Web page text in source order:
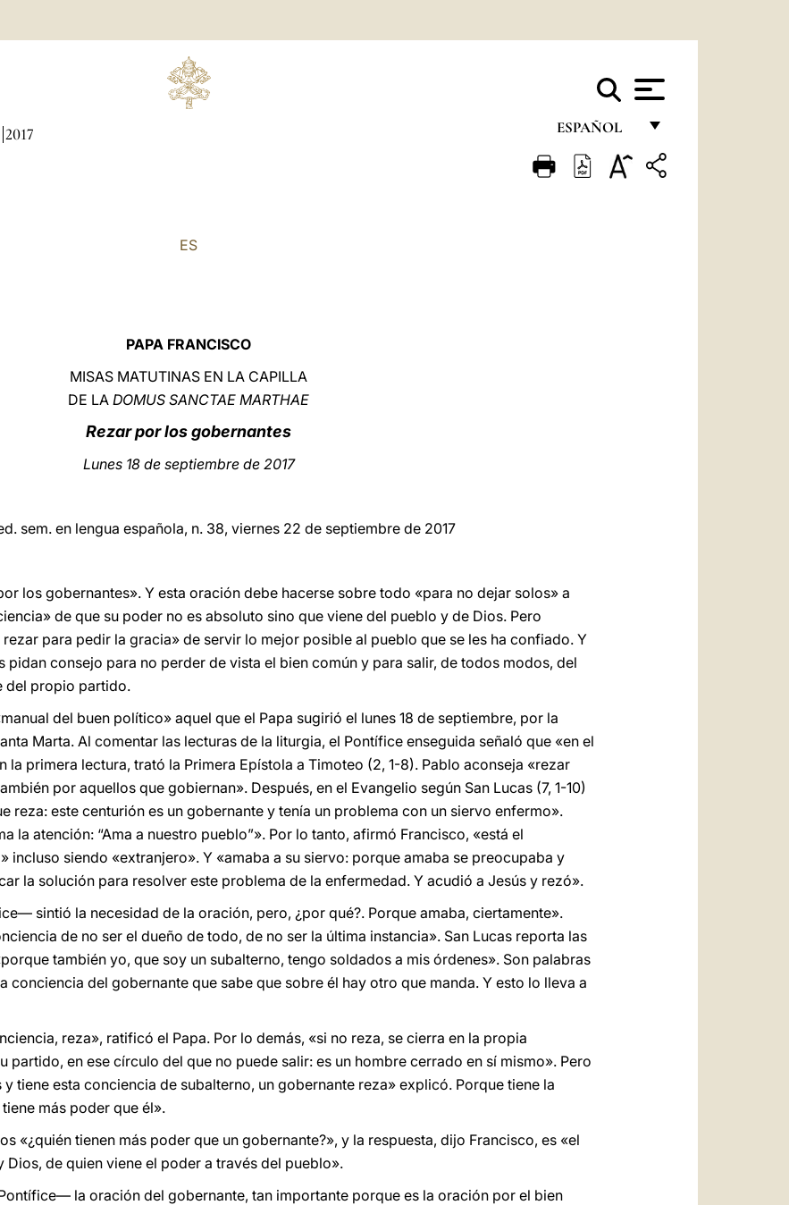
ESPAÑOL
FRANÇAIS
2017
ES
PAPA FRANCISCO
MISAS MATUTINAS EN LA CAPILLA
DE LA DOMUS SANCTAE MARTHAE
Rezar por los gobernantes
Lunes 18 de septiembre de 2017
sem. en lengua española, n. 38, viernes 22 de septiembre de 2017
los gobernantes». Y esta oración debe hacerse sobre todo «para no dejar solos» a
de que su poder no es absoluto sino que viene del pueblo y de Dios. Pero
para pedir la gracia» de servir lo mejor posible al pueblo que se les ha confiado. Y
pidan consejo para no perder de vista el bien común y para salir, de todos modos, del
del propio partido.
del buen político» aquel que el Papa sugirió el lunes 18 de septiembre, por la
Marta. Al comentar las lecturas de la liturgia, el Pontífice enseguida señaló que «en el
la primera lectura, trató la Primera Epístola a Timoteo (2, 1-8). Pablo aconseja «rezar
por aquellos que gobiernan». Después, en el Evangelio según San Lucas (7, 1-10)
reza: este centurión es un gobernante y tenía un problema con un siervo enfermo».
la atención: “Ama a nuestro pueblo”». Por lo tanto, afirmó Francisco, «está el
incluso siendo «extranjero». Y «amaba a su siervo: porque amaba se preocupaba y
la solución para resolver este problema de la enfermedad. Y acudió a Jesús y rezó».
sintió la necesidad de la oración, pero, ¿por qué?. Porque amaba, ciertamente».
de no ser el dueño de todo, de no ser la última instancia». San Lucas reporta las
también yo, que soy un subalterno, tengo soldados a mis órdenes». Son palabras
conciencia del gobernante que sabe que sobre él hay otro que manda. Y esto lo lleva a
reza», ratificó el Papa. Por lo demás, «si no reza, se cierra en la propia
partido, en ese círculo del que no puede salir: es un hombre cerrado en sí mismo». Pero
tiene esta conciencia de subalterno, un gobernante reza» explicó. Porque tiene la
más poder que él».
«¿quién tienen más poder que un gobernante?», y la respuesta, dijo Francisco, es «el
de quien viene el poder a través del pueblo».
la oración del gobernante, tan importante porque es la oración por el bien